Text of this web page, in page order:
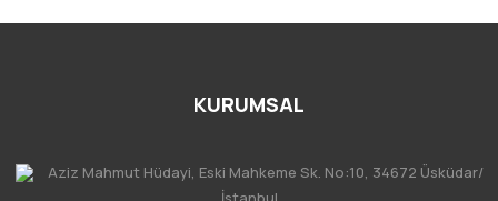
KURUMSAL
Aziz Mahmut Hüdayi, Eski Mahkeme Sk. No:10, 34672 Üsküdar/